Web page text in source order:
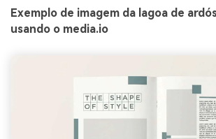
Exemplo de imagem da lagoa de
usando o media.io